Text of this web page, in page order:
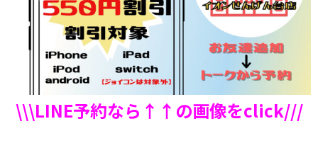
\\\LINE予約なら↑↑の画像をclick///